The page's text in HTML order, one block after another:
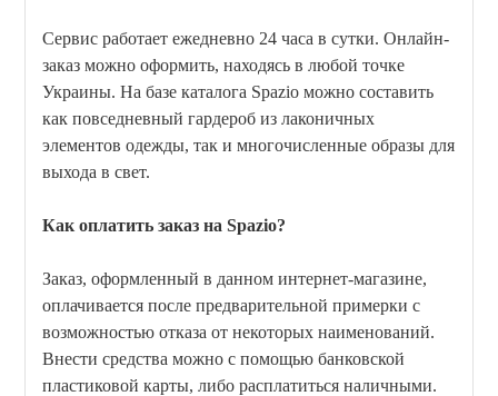
Сервис работает ежедневно 24 часа в сутки. Онлайн-
заказ можно оформить, находясь в любой точке
Украины. На базе каталога Spazio можно составить
как повседневный гардероб из лаконичных
элементов одежды, так и многочисленные образы для
выхода в свет.
Как оплатить заказ на Spazio?
Заказ, оформленный в данном интернет-магазине,
оплачивается после предварительной примерки с
возможностью отказа от некоторых наименований.
Внести средства можно с помощью банковской
пластиковой карты, либо расплатиться наличными.